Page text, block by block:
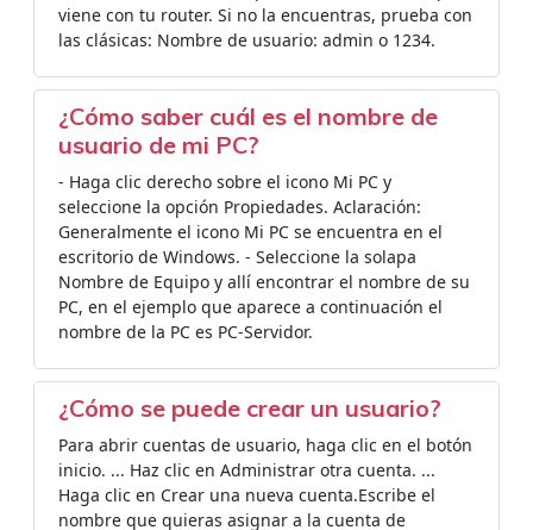
viene con tu router. Si no la encuentras, prueba con
las clásicas: Nombre de usuario: admin o 1234.
¿Cómo saber cuál es el nombre de
usuario de mi PC?
- Haga clic derecho sobre el icono Mi PC y
seleccione la opción Propiedades. Aclaración:
Generalmente el icono Mi PC se encuentra en el
escritorio de Windows. - Seleccione la solapa
Nombre de Equipo y allí encontrar el nombre de su
PC, en el ejemplo que aparece a continuación el
nombre de la PC es PC-Servidor.
¿Cómo se puede crear un usuario?
Para abrir cuentas de usuario, haga clic en el botón
inicio. ... Haz clic en Administrar otra cuenta. ...
Haga clic en Crear una nueva cuenta.Escribe el
nombre que quieras asignar a la cuenta de